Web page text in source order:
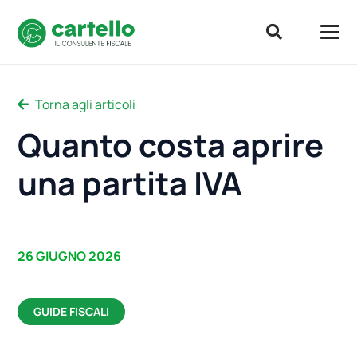
Torna agli articoli
Quanto costa aprire
una partita IVA
26 GIUGNO 2026
GUIDE FISCALI